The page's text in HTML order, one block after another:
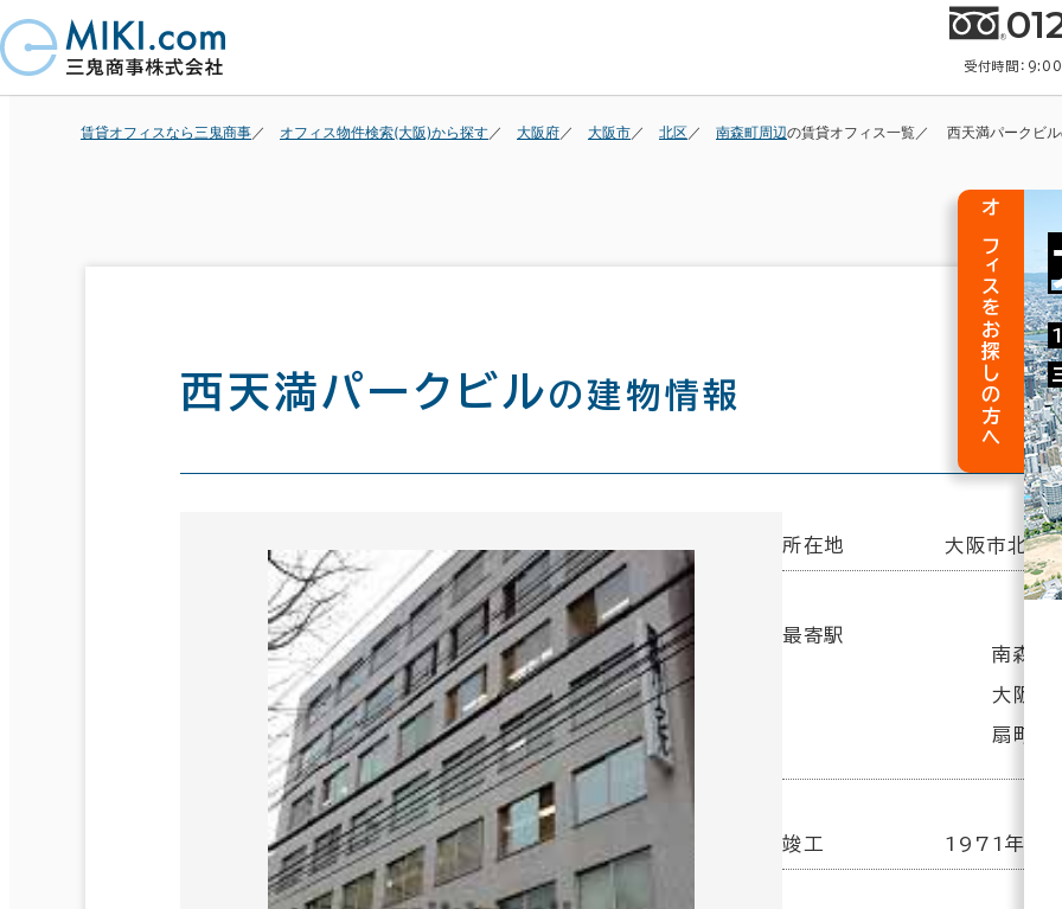
受付時間：
賃貸オフィスなら三鬼商事 オフィス物件検索(大阪)から探す 大阪府 大阪市 北区 南森町周辺の賃貸オフィス一覧 西天満パークビ
西天満パークビルの建物情報
所在地 大阪市北
最寄駅
南森町
大阪
扇町
竣工 1971年11
オフィスをお探しの方へ